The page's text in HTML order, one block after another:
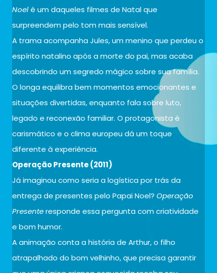
Noelé um daqueles filmes de Natal que
surpreendem pelo tom mais sensível.
A trama acompanha Jules, um menino que perdeu o
espírito natalino após a morte do pai, mas acaba
descobrindo um segredo mágico sobre sua família.
O longa equilibra bem momentos emocionantes e
situações divertidas, enquanto fala sobre luto,
legado e reconexão familiar. O protagonista é
carismático e o clima europeu dá um toque
diferente à experiência.
Operação Presente (2011)
Já imaginou como seria a logística por trás da
entrega de presentes pelo Papai Noel? Operação
Presenteresponde essa pergunta com criatividade
e bom humor.
A animação conta a história de Arthur, o filho
atrapalhado do bom velhinho, que precisa garantir